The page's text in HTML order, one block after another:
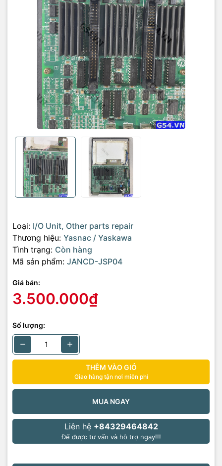
Loại: I/O Unit, Other parts repair
Thương hiệu: Yasnac / Yaskawa
Tình trạng: Còn hàng
Mã sản phẩm: JANCD-JSP04
Giá bán:
3.500.000₫
Số lượng:
THÊM VÀO GIỎ
Giao hàng tận nơi miễn phí
MUA NGAY
Liên hệ +84329464842
Để được tư vấn và hỗ trợ ngay!!!